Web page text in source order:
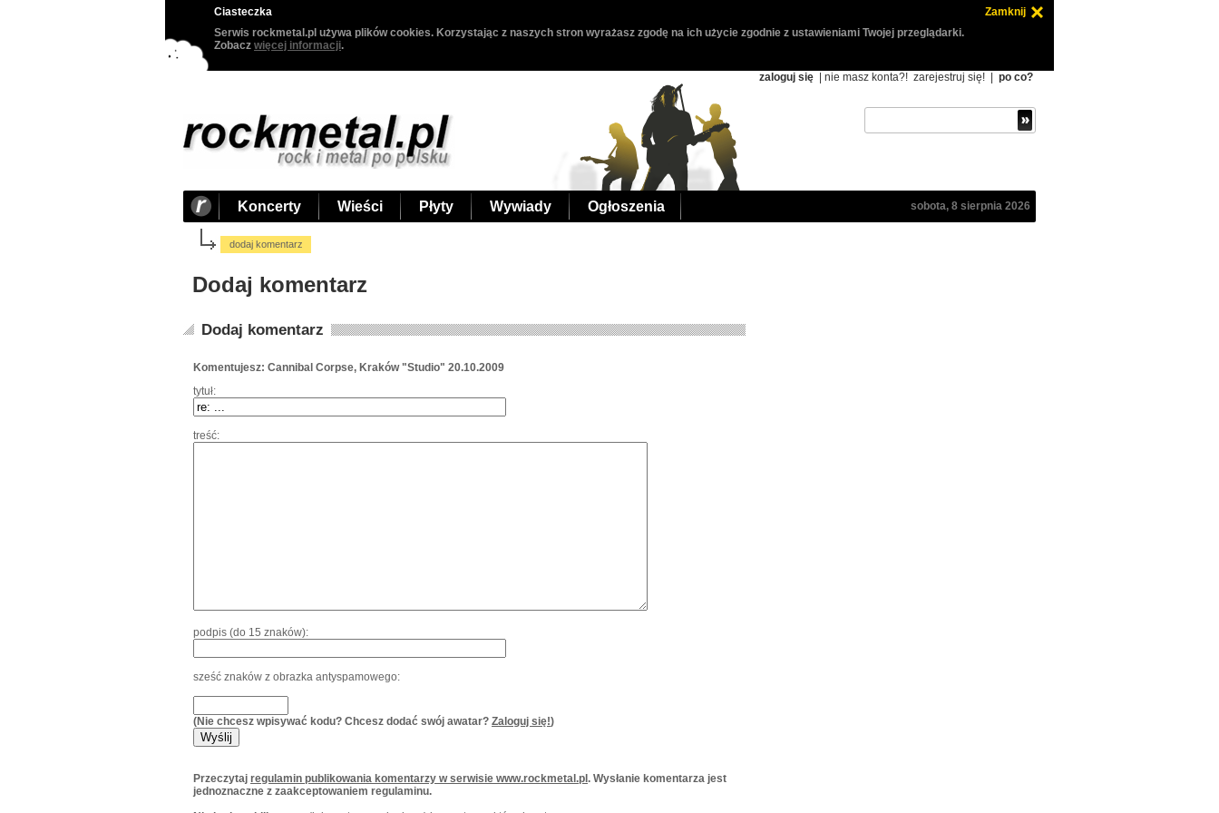
Ciasteczka
Zamknij
Serwis rockmetal.pl używa plików cookies. Korzystając z naszych stron wyrażasz zgodę na ich użycie zgodnie z ustawieniami Twojej przeglądarki.
Zobacz więcej informacji.
zaloguj się | nie masz konta?! zarejestruj się! po co?
Koncerty Wieści Płyty Wywiady Ogłoszenia sobota, 8 sierpnia 2026
dodaj komentarz
Dodaj komentarz
Dodaj komentarz
Komentujesz: Cannibal Corpse, Kraków "Studio" 20.10.2009
tytuł:
treść:
podpis (do 15 znaków):
sześć znaków z obrazka antyspamowego:
(Nie chcesz wpisywać kodu? Chcesz dodać swój awatar? Zaloguj się!)
Przeczytaj regulamin publikowania komentarzy w serwisie www.rockmetal.pl . Wysłanie komentarza jest
jednoznaczne z zaakceptowaniem regulaminu.